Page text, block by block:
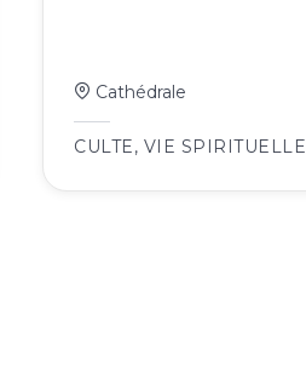
Cathédrale
CULTE, VIE SPIRITUELLE